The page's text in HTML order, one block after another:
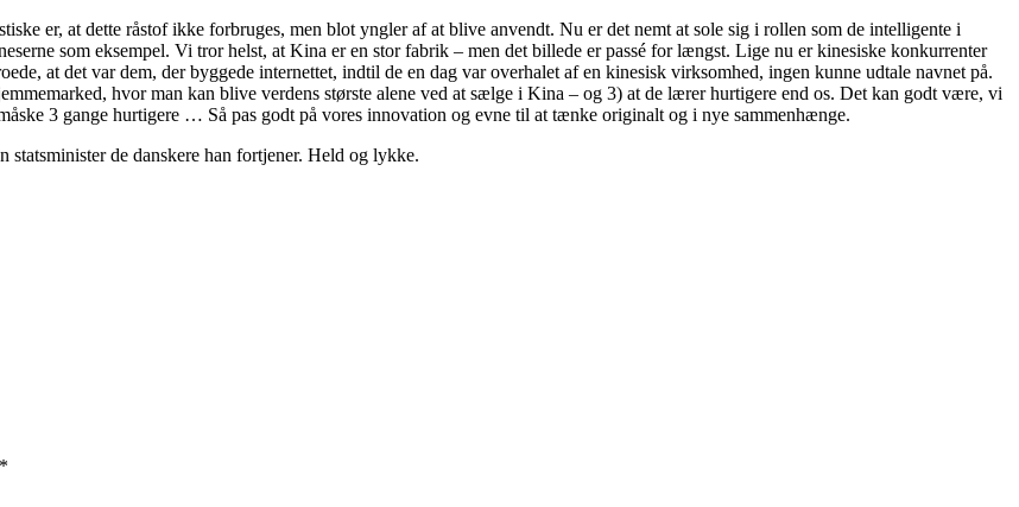
er, at dette råstof ikke forbruges, men blot yngler af at blive anvendt. Nu er det nemt at sole sig i rollen som de intelligente i
som eksempel. Vi tror helst, at Kina er en stor fabrik – men det billede er passé for længst. Lige nu er kinesiske konkurrenter
at det var dem, der byggede internettet, indtil de en dag var overhalet af en kinesisk virksomhed, ingen kunne udtale navnet på.
hvor man kan blive verdens største alene ved at sælge i Kina – og 3) at de lærer hurtigere end os. Det kan godt være, vi
3 gange hurtigere … Så pas godt på vores innovation og evne til at tænke originalt og i nye sammenhænge.
statsminister de danskere han fortjener. Held og lykke.
*